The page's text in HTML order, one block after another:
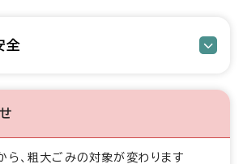
全
、粗大ごみの対象が変わります